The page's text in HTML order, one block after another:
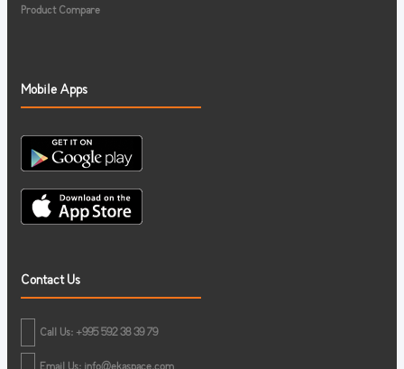
Product Compare
Mobile Apps
Contact Us
Call Us: +995 592 38 39 79